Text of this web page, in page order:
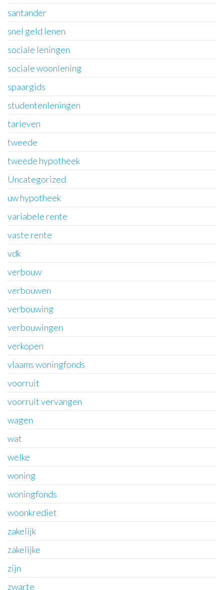
santander
snel geld lenen
sociale leningen
sociale woonlening
spaargids
studentenleningen
tarieven
tweede
tweede hypotheek
Uncategorized
uw hypotheek
variabele rente
vaste rente
vdk
verbouw
verbouwen
verbouwing
verbouwingen
verkopen
vlaams woningfonds
voorruit
voorruit vervangen
wagen
wat
welke
woning
woningfonds
woonkrediet
zakelijk
zakelijke
zijn
zwarte